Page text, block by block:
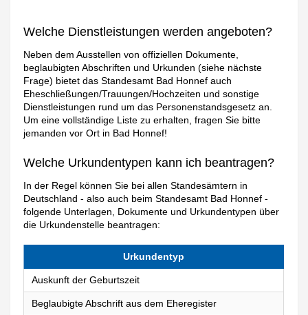
Welche Dienstleistungen werden angeboten?
Neben dem Ausstellen von offiziellen Dokumente,
beglaubigten Abschriften und Urkunden (siehe nächste
Frage) bietet das Standesamt Bad Honnef auch
Eheschließungen/Trauungen/Hochzeiten und sonstige
Dienstleistungen rund um das Personenstandsgesetz an.
Um eine vollständige Liste zu erhalten, fragen Sie bitte
jemanden vor Ort in Bad Honnef!
Welche Urkundentypen kann ich beantragen?
In der Regel können Sie bei allen Standesämtern in
Deutschland - also auch beim Standesamt Bad Honnef -
folgende Unterlagen, Dokumente und Urkundentypen über
die Urkundenstelle beantragen:
Urkundentyp
Auskunft der Geburtszeit
Beglaubigte Abschrift aus dem Eheregister